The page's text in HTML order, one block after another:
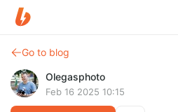
Go to blog
Olegasphoto
Feb 16 2025 10:15